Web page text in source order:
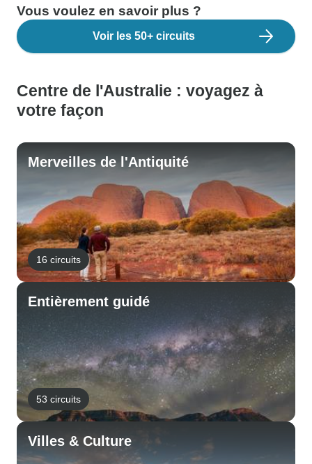
Vous voulez en savoir plus ?
Voir les 50+ circuits
Centre de l'Australie : voyagez à
votre façon
Merveilles de l'Antiquité
16 circuits
Entièrement guidé
53 circuits
Villes & Culture